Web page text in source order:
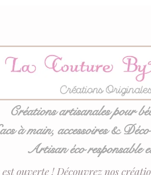
Créations artisanales pour
à main, accessoires & Déco
Artisan éco responsable
ouverte ! Découvrez nos